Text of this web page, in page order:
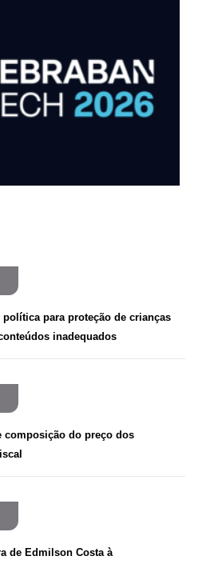
para proteção de crianças
inadequados
composição do preço dos
de Edmilson Costa à